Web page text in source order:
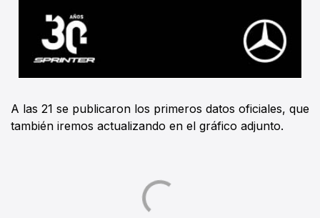
A las 21 se publicaron los primeros datos oficiales, que
también iremos actualizando en el gráfico adjunto.